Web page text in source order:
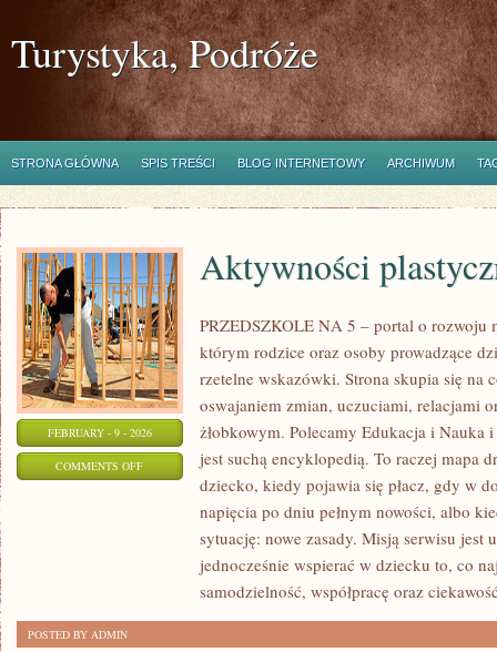
Turystyka, Podróże
STRONA GŁÓWNA SPIS TREŚCI BLOG INTERNETOWY ARCHIWUM
FEBRUARY - 9 - 2026
COMMENTS OFFON
AKTYWNOŚCI
PLASTYCZNE
Aktywności
PRZEDSZKOLE NA 5 – portal o rozwoju
którym rodzice oraz osoby prowadzące
rzetelne wskazówki. Strona skupia się na
oswajaniem zmian, uczuciami, relacjami
żłobkowym. Polecamy Edukacja i Nauka
jest suchą encyklopedią. To raczej mapa
dziecko, kiedy pojawia się płacz, gdy w
napięcia po dniu pełnym nowości, albo
sytuację: nowe zasady. Misją serwisu jest
jednocześnie wspierać w dziecku to, co
samodzielność, współpracę oraz
POSTED BY ADMIN